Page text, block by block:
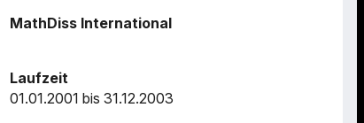
MathDiss International
Laufzeit
01.01.2001 bis 31.12.2003